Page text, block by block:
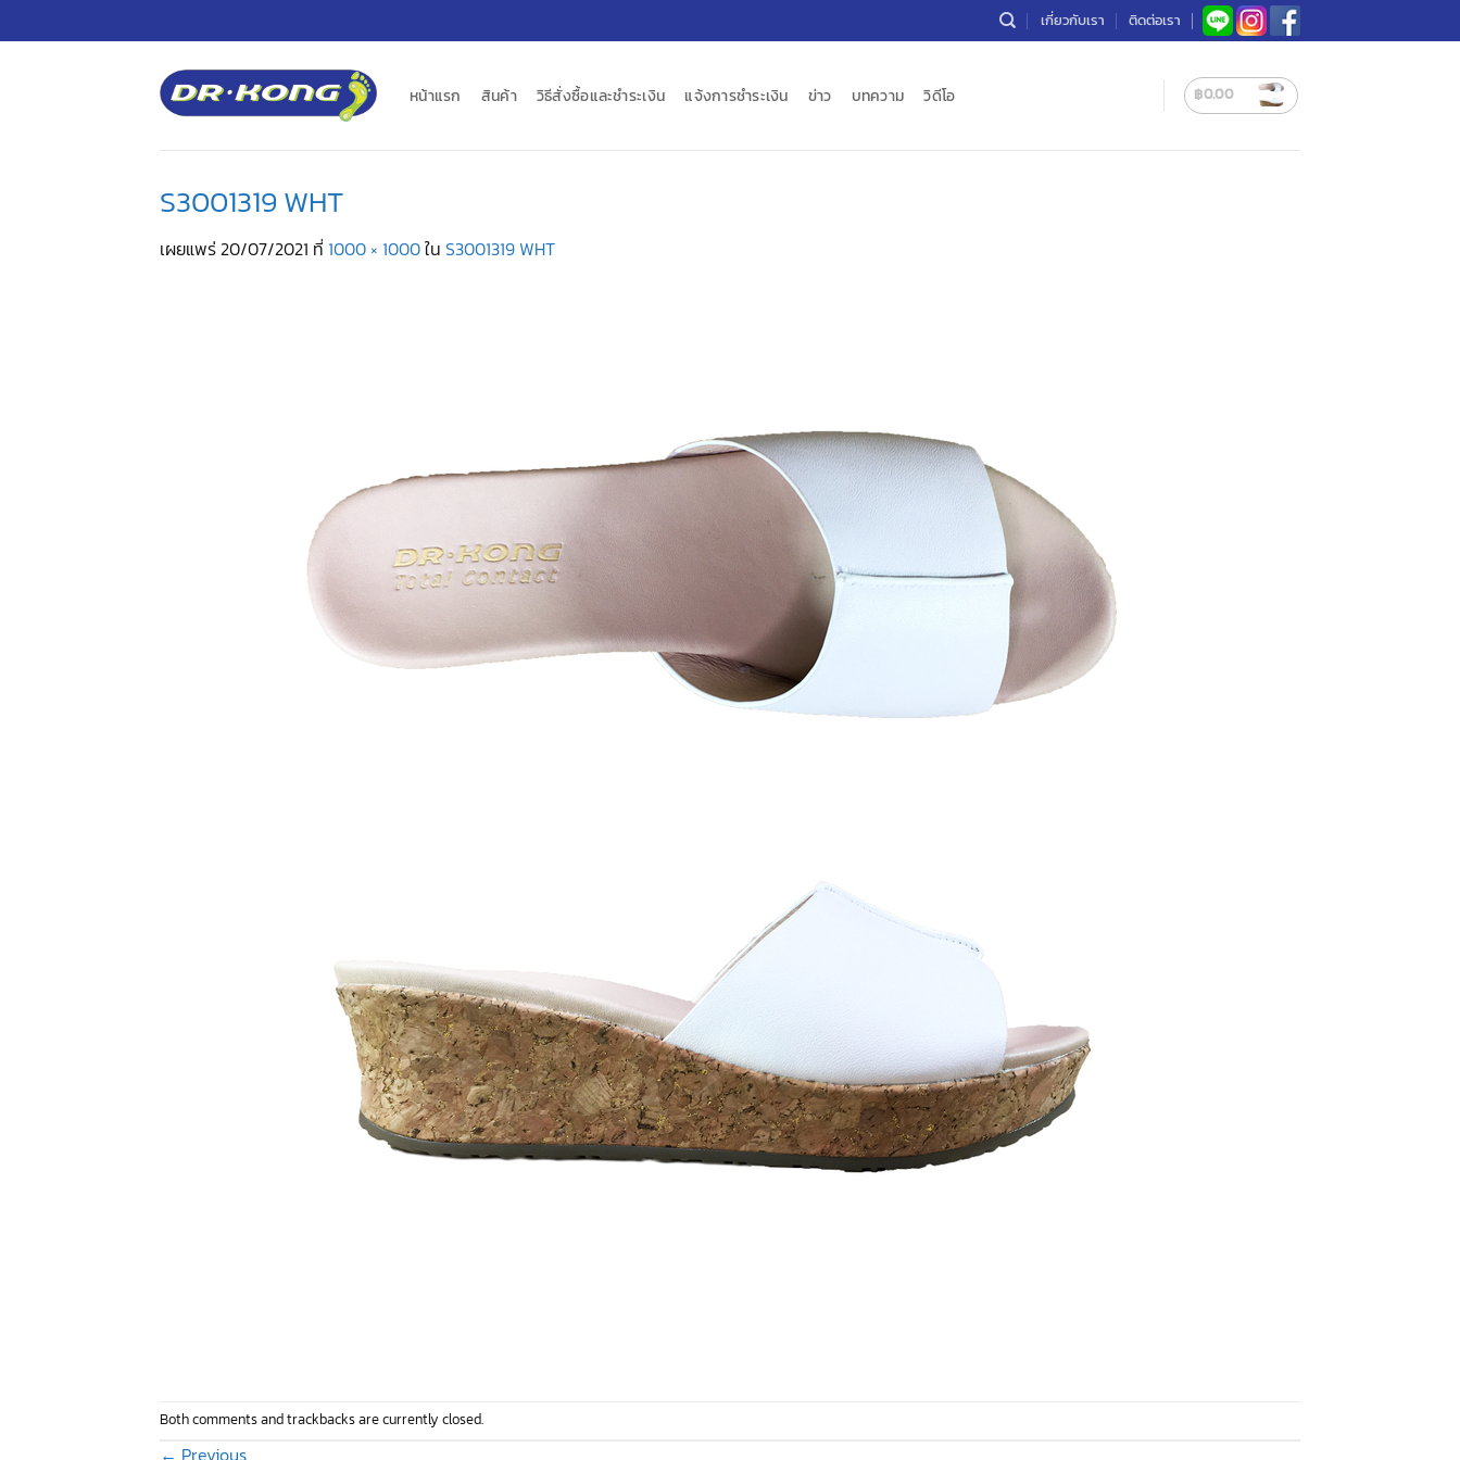
ไป
เกี่ยวกับเรา ติดต่อเรา
หน้าแรก สินค้า วิธีสั่งซื้อและชำระเงิน แจ้งการชำระเงิน ข่าว บทความ วิดีโอ ฿0.00
S3001319 WHT
เผยแพร่20/07/2021 ที่ 1000 × 1000ใน S3001319 WHT
Both comments and trackbacks are currently closed.
← Previous